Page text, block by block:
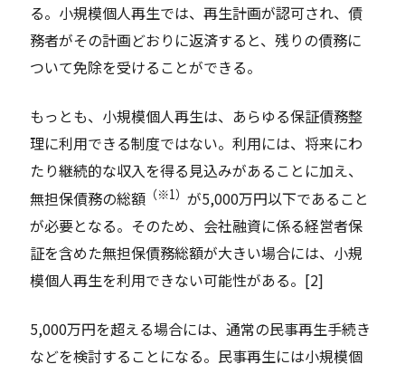
る。小規模個人再生では、再生計画が認可され、債
務者がその計画どおりに返済すると、残りの債務に
ついて免除を受けることができる。
もっとも、小規模個人再生は、あらゆる保証債務整
理に利用できる制度ではない。利用には、将来にわ
たり継続的な収入を得る見込みがあることに加え、
無担保債務の総額 （※1）が5,000万円以下であること
が必要となる。そのため、会社融資に係る経営者保
証を含めた無担保債務総額が大きい場合には、小規
模個人再生を利用できない可能性がある。[2]
5,000万円を超える場合には、通常の民事再生手続き
などを検討することになる。民事再生には小規模個